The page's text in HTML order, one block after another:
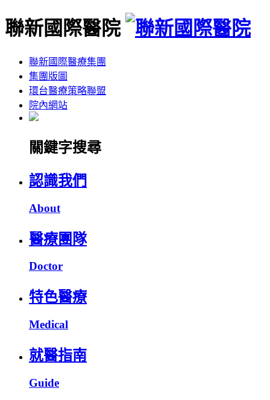
聯新國際醫院
聯新國際醫療集團
集團版圖
環台醫療策略聯盟
院內網站
關鍵字搜尋
認識我們
About
醫療團隊
Doctor
特色醫療
Medical
就醫指南
Guide